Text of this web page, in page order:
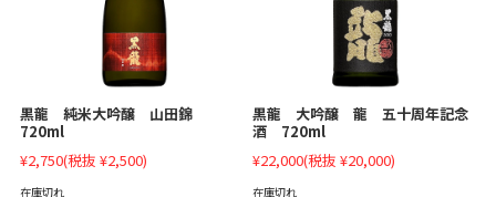
黒龍 純米大吟醸 山田錦
720ml
¥2,750(税抜 ¥2,500)
在庫切れ
黒龍 大吟醸 龍 五十周年記念
酒 720ml
¥22,000(税抜 ¥20,000)
在庫切れ